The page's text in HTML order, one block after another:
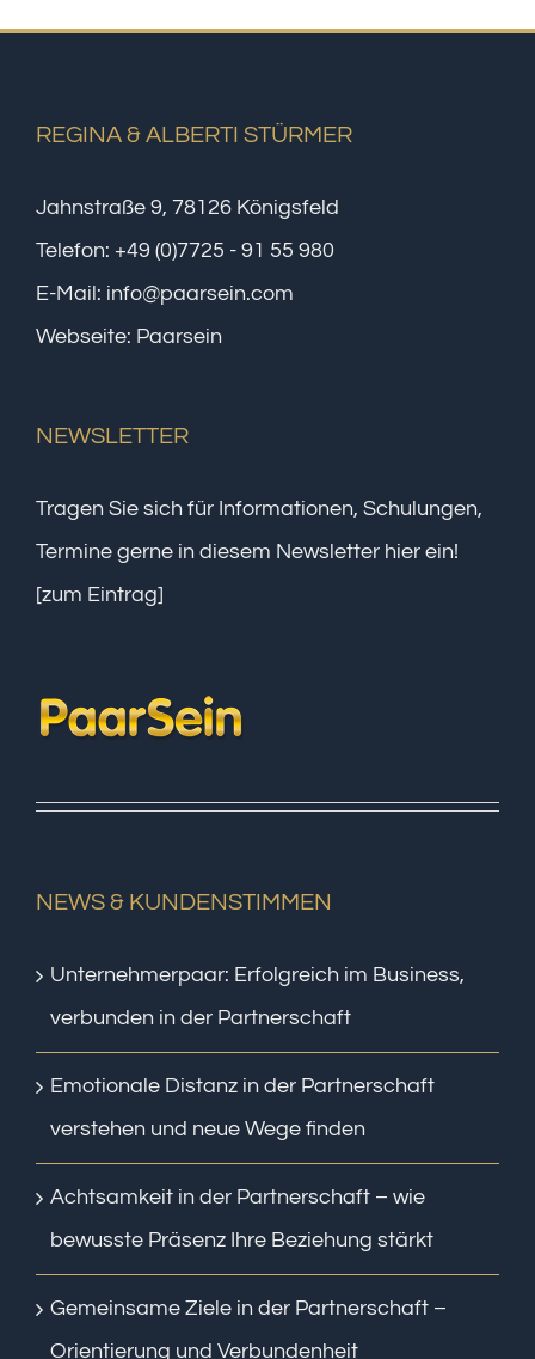
REGINA & ALBERTI STÜRMER
Jahnstraße 9, 78126 Königsfeld
Telefon: +49 (0)7725 - 91 55 980
E-Mail: info@paarsein.com
Webseite: Paarsein
NEWSLETTER
Tragen Sie sich für Informationen, Schulungen,
Termine gerne in diesem Newsletter hier ein!
[zum Eintrag]
NEWS & KUNDENSTIMMEN
Unternehmerpaar: Erfolgreich im Business,
verbunden in der Partnerschaft
Emotionale Distanz in der Partnerschaft
verstehen und neue Wege finden
Achtsamkeit in der Partnerschaft – wie
bewusste Präsenz Ihre Beziehung stärkt
Gemeinsame Ziele in der Partnerschaft –
Orientierung und Verbundenheit